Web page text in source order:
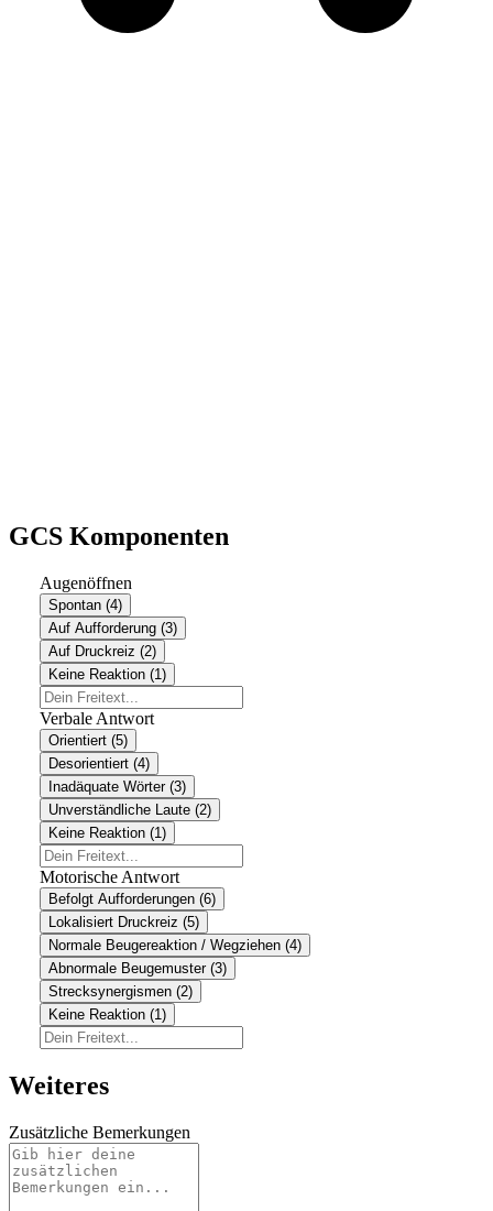
GCS Komponenten
Augenöffnen
Spontan (4)
Auf Aufforderung (3)
Auf Druckreiz (2)
Keine Reaktion (1)
Verbale Antwort
Orientiert (5)
Desorientiert (4)
Inadäquate Wörter (3)
Unverständliche Laute (2)
Keine Reaktion (1)
Motorische Antwort
Befolgt Aufforderungen (6)
Lokalisiert Druckreiz (5)
Normale Beugereaktion / Wegziehen (4)
Abnormale Beugemuster (3)
Strecksynergismen (2)
Keine Reaktion (1)
Weiteres
Zusätzliche Bemerkungen